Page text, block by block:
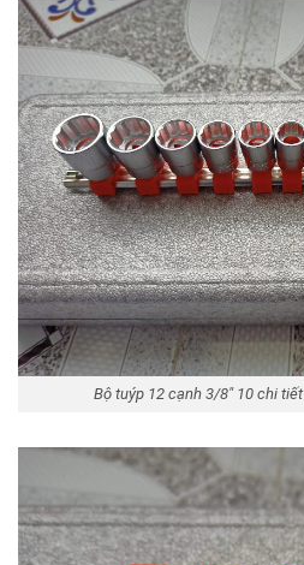
Bộ tuýp 12 cạnh 3/8″ 10 chi